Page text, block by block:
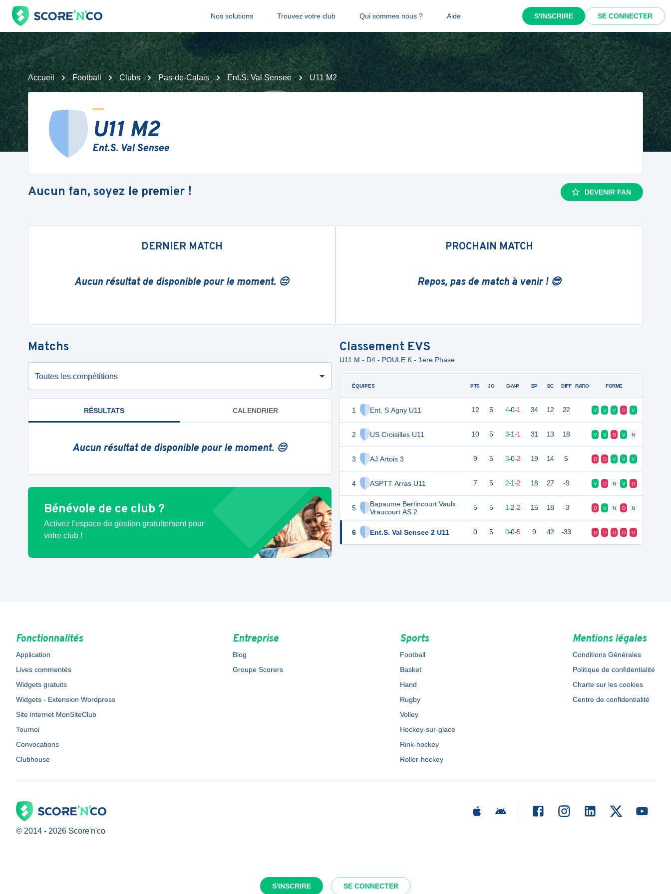
Nos solutions Trouvez votre club Qui sommes nous ? Aide S'INSCRIRE SE CONNECTER
S'INSCRIRE SE CONNECTER
Accueil Football Clubs Pas-de-Calais Ent.S. Val Sensee U11 M2
U11 M2
Ent.S. Val Sensee
Aucun fan, soyez le premier ! DEVENIR FAN
DERNIER MATCH
Aucun résultat de disponible pour le moment. 😔
PROCHAIN MATCH
Repos, pas de match à venir ! 😎
Matchs
Toutes les compétitions
RÉSULTATS CALENDRIER
Aucun résultat de disponible pour le moment. 😔
Bénévole de ce club ?
Activez l'espace de gestion gratuitement pour
votre club !
Classement EVS
U11 M - D4 - POULE K - 1ere Phase
ÉQUIPES
1 Ent. S Agny U11
2 US Croisilles U11
3 AJ Artois 3
4 ASPTT Arras U11
5
Bapaume Bertincourt Vaulx
Vraucourt AS 2
6 Ent.S. Val Sensee 2 U11
PTS JO G-N-P BP BC DIFF RATIO FORME
12 5 4-0-1 34 12 22 V V V D V
10 5 3-1-1 31 13 18 V V D V N
9 5 3-0-2 19 14 5 D D V V V
7 5 2-1-2 18 27 -9 V D N V D
5 5 1-2-2 15 18 -3 D V N D N
0 5 0-0-5 9 42 -33 D D D D D
Fonctionnalités
Application
Lives commentés
Widgets gratuits
Widgets - Extension Wordpress
Site internet MonSiteClub
Tournoi
Convocations
Clubhouse
Entreprise
Blog
Groupe Scorers
Sports
Football
Basket
Hand
Rugby
Volley
Hockey-sur-glace
Rink-hockey
Roller-hockey
Mentions légales
Conditions Générales
Politique de confidentialité
Charte sur les cookies
Centre de confidentialité
© 2014 - 2026 Score'n'co